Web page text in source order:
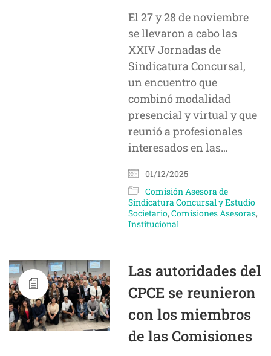
El 27 y 28 de noviembre
se llevaron a cabo las
XXIV Jornadas de
Sindicatura Concursal,
un encuentro que
combinó modalidad
presencial y virtual y que
reunió a profesionales
interesados en las…
01/12/2025
Comisión Asesora de
Sindicatura Concursal y Estudio
Societario,Comisiones Asesoras,
Institucional
Las autoridades del
CPCE se reunieron
con los miembros
de las Comisiones